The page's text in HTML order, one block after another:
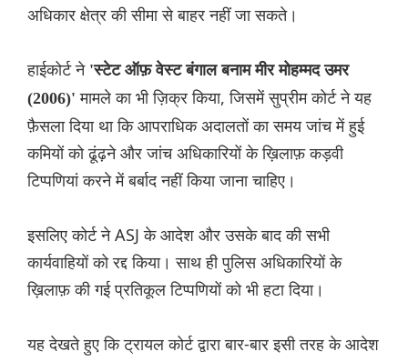
अधिकार क्षेत्र की सीमा से बाहर नहीं जा सकते।
हाईकोर्ट ने 'स्टेट ऑफ़ वेस्ट बंगाल बनाम मीर मोहम्मद उमर
(2006)' मामले का भी ज़िक्र किया, जिसमें सुप्रीम कोर्ट ने यह
फ़ैसला दिया था कि आपराधिक अदालतों का समय जांच में हुई
कमियों को ढूंढ़ने और जांच अधिकारियों के ख़िलाफ़ कड़वी
टिप्पणियां करने में बर्बाद नहीं किया जाना चाहिए।
इसलिए कोर्ट ने ASJ के आदेश और उसके बाद की सभी
कार्यवाहियों को रद्द किया। साथ ही पुलिस अधिकारियों के
ख़िलाफ़ की गई प्रतिकूल टिप्पणियों को भी हटा दिया।
यह देखते हुए कि ट्रायल कोर्ट द्वारा बार-बार इसी तरह के आदेश